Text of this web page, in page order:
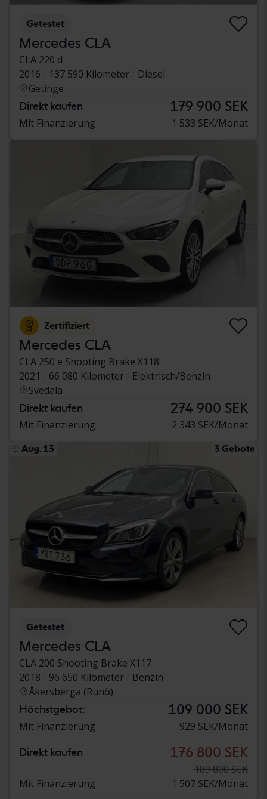
Getestet
Mercedes CLA
CLA 220 d
2016
137 590 Kilometer
Diesel
Getinge
Direkt kaufen 179 900 SEK
Mit Finanzierung 1 533 SEK/Monat
Zertifiziert
Mercedes CLA
CLA 250 e Shooting Brake X118
2021
66 080 Kilometer
Elektrisch/Benzin
Svedala
Direkt kaufen 274 900 SEK
Mit Finanzierung 2 343 SEK/Monat
Aug. 13 3 Gebote
Getestet
Mercedes CLA
CLA 200 Shooting Brake X117
2018
96 650 Kilometer
Benzin
Åkersberga (Runö)
Höchstgebot: 109 000 SEK
Mit Finanzierung 929 SEK/Monat
Direkt kaufen 176 800 SEK
189 800 SEK
Mit Finanzierung
1 507 SEK/Monat